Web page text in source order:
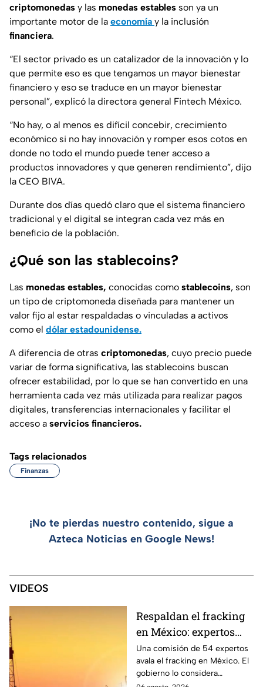
criptomonedas y las monedas estables son ya un
importante motor de la economía y la inclusión
financiera.
“El sector privado es un catalizador de la innovación y lo
que permite eso es que tengamos un mayor bienestar
financiero y eso se traduce en un mayor bienestar
personal”, explicó la directora general Fintech México.
“No hay, o al menos es difícil concebir, crecimiento
económico si no hay innovación y romper esos cotos en
donde no todo el mundo puede tener acceso a
productos innovadores y que generen rendimiento”, dijo
la CEO BIVA.
Durante dos días quedó claro que el sistema financiero
tradicional y el digital se integran cada vez más en
beneficio de la población.
¿Qué son las stablecoins?
Las monedas estables, conocidas como stablecoins, son
un tipo de criptomoneda diseñada para mantener un
valor fijo al estar respaldadas o vinculadas a activos
como el dólar estadounidense.
A diferencia de otras criptomonedas, cuyo precio puede
variar de forma significativa, las stablecoins buscan
ofrecer estabilidad, por lo que se han convertido en una
herramienta cada vez más utilizada para realizar pagos
digitales, transferencias internacionales y facilitar el
acceso a servicios financieros.
Tags relacionados
Finanzas
¡No te pierdas nuestro contenido, sigue a
Azteca Noticias en Google News!
VIDEOS
Respaldan el fracking
en México: expertos
avalan su viabilidad en
el noreste del país
Una comisión de 54 expertos
avala el fracking en México. El
gobierno lo considera